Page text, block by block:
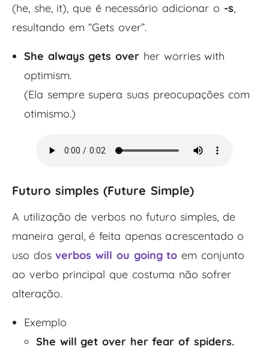
(he, she, it), que é necessário adicionar o -s,
resultando em “Gets over”.
She always gets over her worries with
optimism.
(Ela sempre supera suas preocupações com
otimismo.)
Futuro simples (Future Simple)
A utilização de verbos no futuro simples, de
maneira geral, é feita apenas acrescentado o
uso dos verbos will ou going to em conjunto
ao verbo principal que costuma não sofrer
alteração.
Exemplo
She will get over her fear of spiders.